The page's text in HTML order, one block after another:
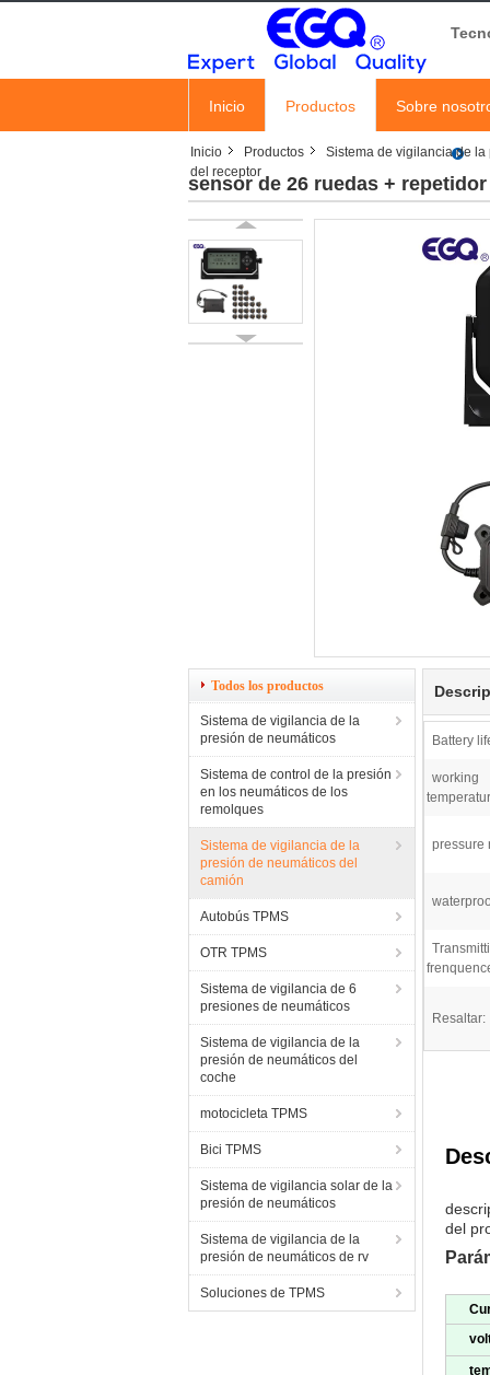
Inicio Productos Sobre
Inicio Productos
Sistema de vigilancia de
del receptor
sensor de 26 ruedas +
Todos los productos
Sistema de vigilancia de la
presión de neumáticos
Sistema de control de la presión
en los neumáticos de los
remolques
Sistema de vigilancia de la
presión de neumáticos del
camión
Autobús TPMS
OTR TPMS
Sistema de vigilancia de 6
presiones de neumáticos
Sistema de vigilancia de la
presión de neumáticos del
coche
motocicleta TPMS
Bici TPMS
Sistema de vigilancia solar de la
presión de neumáticos
Sistema de vigilancia de la
presión de neumáticos de rv
Soluciones de TPMS
Battery
working
pressure
Resaltar:
del